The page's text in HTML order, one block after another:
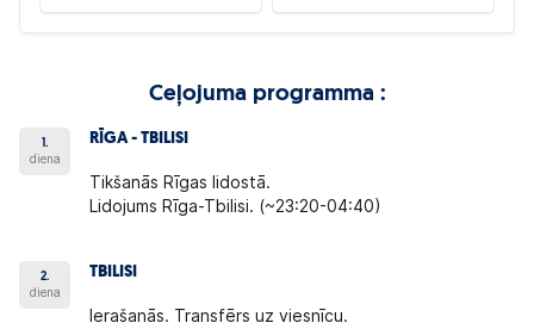
Ceļojuma programma :
1.
diena
RĪGA - TBILISI
Tikšanās Rīgas lidostā.
Lidojums Rīga-Tbilisi. (~23:20-04:40)
2.
diena
TBILISI
Ierašanās. Transfērs uz viesnīcu.